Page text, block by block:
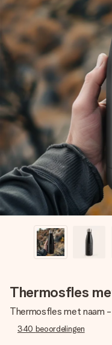
4,8 (gebaseerd
Onze cadeaus
ons met een 4,7 op
Gratis wenskaartje
Je maakt in een paar
jullie foto of een
met alle aandacht voor
Thermosfles
Thermosfles met naam
340 beoordelingen